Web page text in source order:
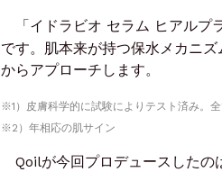
「イドラビオ セラム ヒアルプ
です。肌本来が持つ保水メカニ
からアプローチします。
※1）皮膚科学的に試験によりテスト済み。
※2）年相応の肌サイン
Qoilが今回プロデュースしたの